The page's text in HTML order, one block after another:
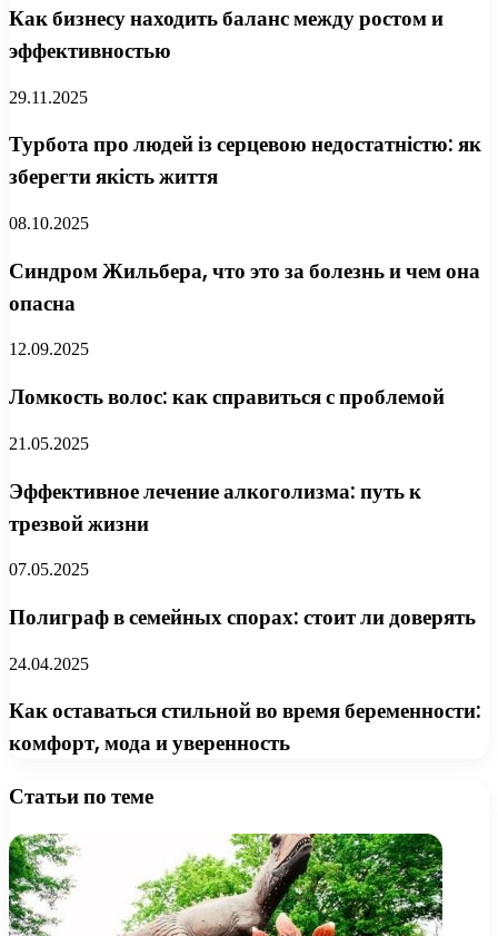
Как бизнесу находить баланс между ростом и
эффективностью
29.11.2025
Турбота про людей із серцевою недостатністю: як
зберегти якість життя
08.10.2025
Синдром Жильбера, что это за болезнь и чем она
опасна
12.09.2025
Ломкость волос: как справиться с проблемой
21.05.2025
Эффективное лечение алкоголизма: путь к
трезвой жизни
07.05.2025
Полиграф в семейных спорах: стоит ли доверять
24.04.2025
Как оставаться стильной во время беременности:
комфорт, мода и уверенность
Статьи по теме